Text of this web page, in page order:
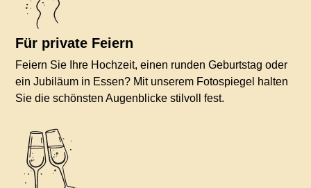
Für private Feiern
Feiern Sie Ihre Hochzeit, einen runden Geburtstag oder
ein Jubiläum in Essen? Mit unserem Fotospiegel halten
Sie die schönsten Augenblicke stilvoll fest.